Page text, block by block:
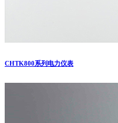
CHTK800系列电力仪表